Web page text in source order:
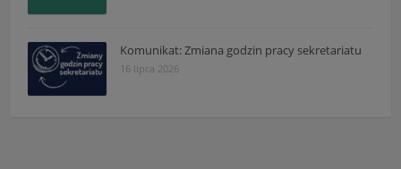
Komunikat: Zmiana godzin pracy sekretariatu
16 lipca 2026